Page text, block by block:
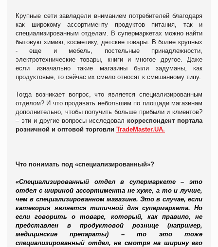
Крупные сети завладели вниманием потребителей благодаря
как широкому ассортименту продуктов питания, так и
специализированным отделам. В супермаркетах можно найти
бытовую химию, косметику, детские товары. В более крупных
- еще и мебель, постельные принадлежности,
электротехнические товары, книги и многое другое. Даже
если изначально такие магазины были задуманы, как
продуктовые, то сейчас их смело относят к смешанному типу.
Тогда возникает вопрос, что является специализированным
отделом? И что продавать небольшим по площади магазинам
дополнительно, чтобы получить больше прибыли и клиентов?
– эти и другие вопросы исследовал корреспондент портала
розничной и оптовой торговли TradeMaster.UA.
Что понимать под «специализированный»?
«Специализированный отдел в супермаркете – это
отдел с шириной ассортимента не хуже, а то и лучше,
чем в специализированном магазине. Это в случае, если
категория является типичной для супермаркета. Но
если говорить о товаре, который, как правило, не
представлен в продуктовой рознице (например,
медицинские препараты) – то это тоже
специализированный отдел, не смотря на ширину его